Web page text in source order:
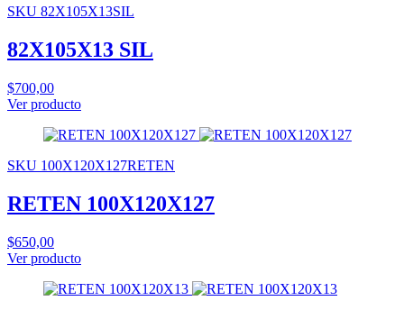
SKU 82X105X13SIL
82X105X13 SIL
$700,00
Ver producto
SKU 100X120X127RETEN
RETEN 100X120X127
$650,00
Ver producto